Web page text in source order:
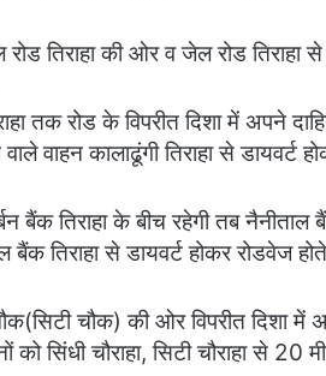
तिराहा की ओर व जेल रोड तिराहा से
तक रोड के विपरीत दिशा में अपने
वाहन कालाढूंगी तिराहा से
बैंक तिराहा के बीच रहेगी तब नैनीताल
तिराहा से डायवर्ट होकर रोडवेज
चौक) की ओर विपरीत दिशा में
सिंधी चौराहा, सिटी चौराहा से 20